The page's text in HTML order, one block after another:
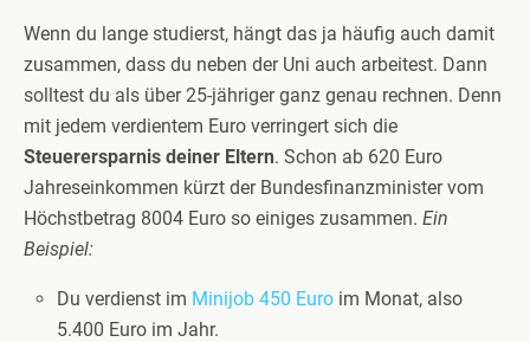
Wenn du lange studierst, hängt das ja häufig auch damit
zusammen, dass du neben der Uni auch arbeitest. Dann
solltest du als über 25-jähriger ganz genau rechnen. Denn
mit jedem verdientem Euro verringert sich die
Steuerersparnis deiner Eltern. Schon ab 620 Euro
Jahreseinkommen kürzt der Bundesfinanzminister vom
Höchstbetrag 8004 Euro so einiges zusammen. Ein
Beispiel:
Du verdienst im Minijob 450 Euro im Monat, also
5.400 Euro im Jahr.